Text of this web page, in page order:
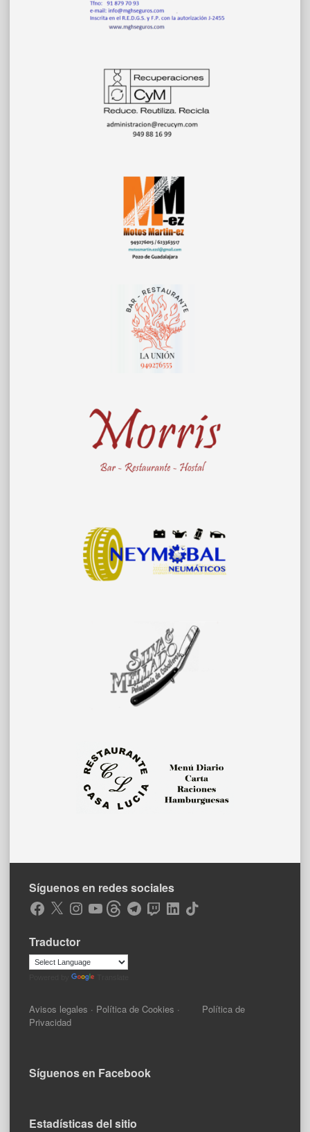
Síguenos en redes sociales
Facebook
X Instagram
YouTubeThreadsTelegramTwitchLinkedIn
TikTok
Traductor
Avisos legales · Política de Cookies · Política de
Privacidad
Síguenos en Facebook
Estadísticas del sitio